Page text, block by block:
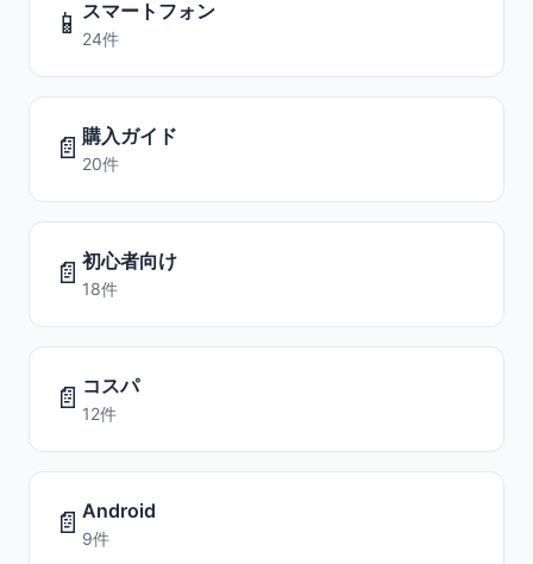
📱 スマートフォン
24件
📄 購入ガイド
20件
📄 初心者向け
18件
📄 コスパ
12件
📄 Android
9件